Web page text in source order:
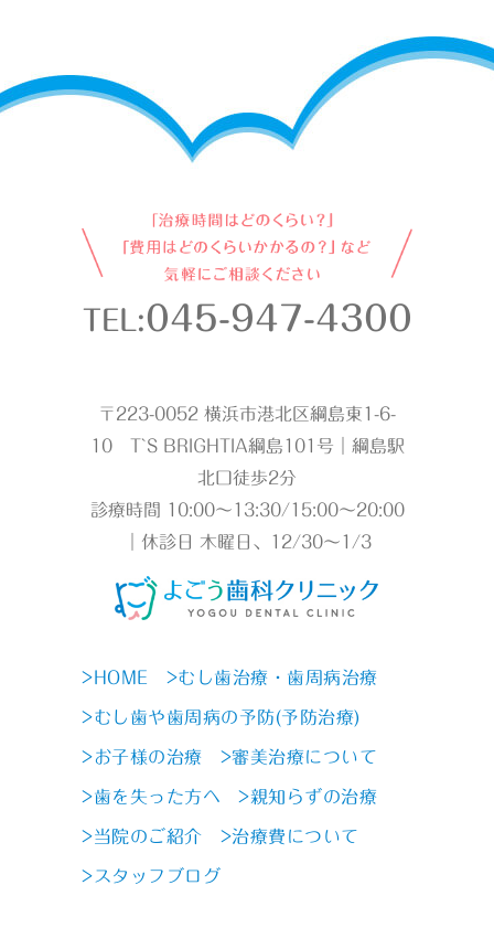
TEL:045-947-4300
〒223-0052 横浜市港北区綱島東1-6-
10 T`S BRIGHTIA綱島101号｜綱島駅
北口徒歩2分
診療時間 10:00～13:30/15:00～20:00
｜休診日 木曜日、12/30～1/3
>HOME >むし歯治療・歯周病治療
>むし歯や歯周病の予防(予防治療)
>お子様の治療 >審美治療について
>歯を失った方へ >親知らずの治療
>当院のご紹介 >治療費について
>スタッフブログ